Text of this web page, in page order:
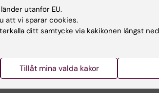
global kampanj som tagits fram av
(GTO), med stöd av UN-Water.
i Stockholm arrangeras av
Water Institute (SIWI) i samarbete med
Sida, SEI/EcoSanRes, Swedish
and UNDP Water Governance Facility
utanför EU.
att vi sparar cookies.
ditt samtycke via kakikonen längst
Tillåt mina valda kakor